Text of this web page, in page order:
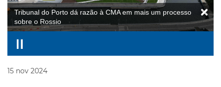
Tribunal do Porto dá razão à CMA em mais um processo
sobre o Rossio
15 nov 2024